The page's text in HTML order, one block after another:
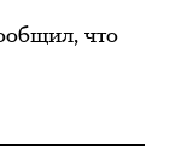
что